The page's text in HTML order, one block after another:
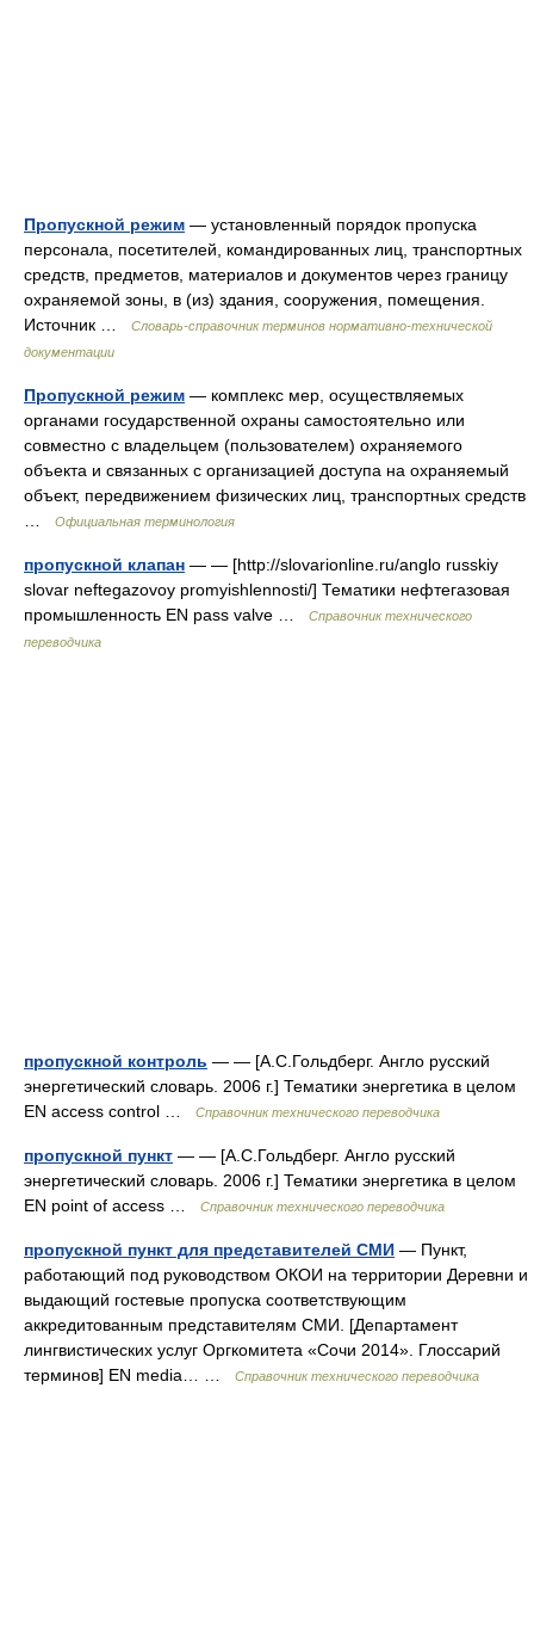
Пропускной режим — установленный порядок пропуска
персонала, посетителей, командированных лиц, транспортных
средств, предметов, материалов и документов через границу
охраняемой зоны, в (из) здания, сооружения, помещения.
Источник …
Словарь-справочник терминов нормативно-технической
документации
Пропускной режим — комплекс мер, осуществляемых
органами государственной охраны самостоятельно или
совместно с владельцем (пользователем) охраняемого
объекта и связанных с организацией доступа на охраняемый
объект, передвижением физических лиц, транспортных средств
Официальная терминология
пропускной клапан — — [http://slovarionline.ru/anglo russkiy
slovar neftegazovoy promyishlennosti/] Тематики нефтегазовая
промышленность EN pass valve …
Справочник технического
переводчика
пропускной контроль — — [А.С.Гольдберг. Англо русский
энергетический словарь. 2006 г.] Тематики энергетика в целом
EN access control …
Справочник технического переводчика
пропускной пункт — — [А.С.Гольдберг. Англо русский
энергетический словарь. 2006 г.] Тематики энергетика в целом
EN point of access …
Справочник технического переводчика
пропускной пункт для представителей СМИ — Пункт,
работающий под руководством ОКОИ на территории Деревни и
выдающий гостевые пропуска соответствующим
аккредитованным представителям СМИ. [Департамент
лингвистических услуг Оргкомитета «Сочи 2014». Глоссарий
терминов] EN media… …
Справочник технического переводчика